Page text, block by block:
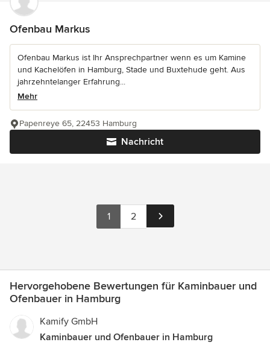
Ofenbau Markus
Ofenbau Markus ist Ihr Ansprechpartner wenn es um Kamine
und Kachelöfen in Hamburg, Stade und Buxtehude geht. Aus
jahrzehntelanger Erfahrung...
Mehr
Nachricht
Papenreye 65, 22453 Hamburg
1 2
Hervorgehobene Bewertungen für Kaminbauer und
Ofenbauer in Hamburg
Kamify GmbH
Kaminbauer und Ofenbauer in Hamburg